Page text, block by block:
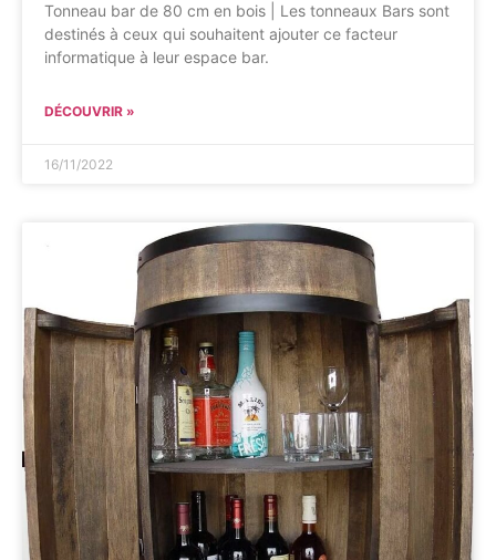
Tonneau bar de 80 cm en bois | Les tonneaux Bars sont
destinés à ceux qui souhaitent ajouter ce facteur
informatique à leur espace bar.
DÉCOUVRIR »
16/11/2022